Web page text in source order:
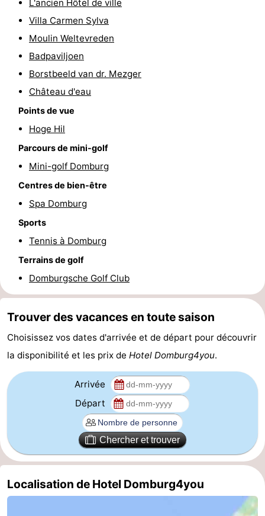
jeux
intérieures
Bowling
Parcours
mini-
Centres
bien-
Villages
villes
Nature
Visites
guidées
Sports
Faire
vélo
Équitation
-
Manèges
-
Terrains
de
Peche
l'anneau
et
manger
Événements
Pratiques
L'ancien Hôtel de ville
Villa Carmen Sylva
Moulin Weltevreden
Badpaviljoen
Borstbeeld van dr. Mezger
Château d'eau
Points de vue
Hoge Hil
Parcours de mini-golf
Mini-golf Domburg
Centres de bien-être
Spa Domburg
Sports
Tennis à Domburg
Terrains de golf
Domburgsche Golf Club
Trouver des vacances en toute saison
Choisissez vos dates d'arrivée et de départ pour découvrir
la disponibilité et les prix de Hotel Domburg4you.
Arrivée
Départ
Chercher et trouver
Localisation de Hotel Domburg4you